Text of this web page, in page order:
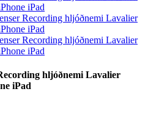
hljóðnemi Lavalier
iPad